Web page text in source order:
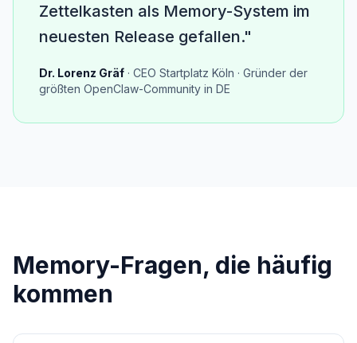
Zettelkasten als Memory-System im
neuesten Release gefallen."
Dr. Lorenz Gräf · CEO Startplatz Köln · Gründer der
größten OpenClaw-Community in DE
Memory-Fragen, die häufig
kommen